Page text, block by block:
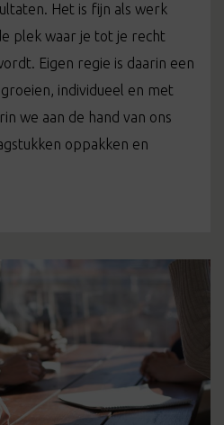
Het is fijn als werk
plek waar je tot je recht
Eigen regie is daarin een
individueel en met
we aan de hand van ons
oppakken en